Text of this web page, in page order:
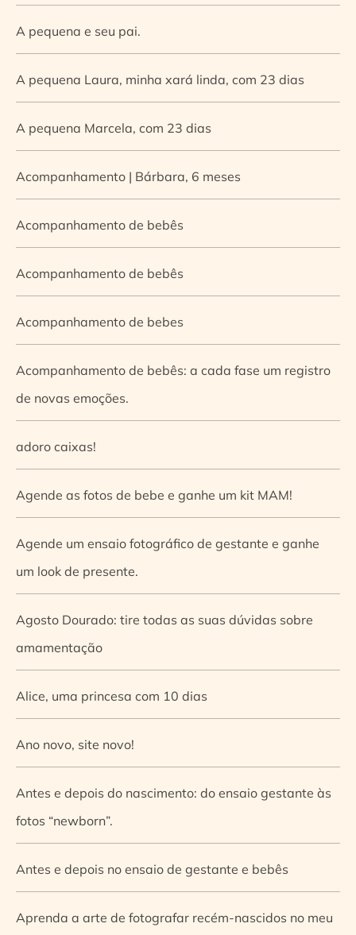
A pequena e seu pai.
A pequena Laura, minha xará linda, com 23 dias
A pequena Marcela, com 23 dias
Acompanhamento | Bárbara, 6 meses
Acompanhamento de bebês
Acompanhamento de bebês
Acompanhamento de bebes
Acompanhamento de bebês: a cada fase um registro
de novas emoções.
adoro caixas!
Agende as fotos de bebe e ganhe um kit MAM!
Agende um ensaio fotográfico de gestante e ganhe
um look de presente.
Agosto Dourado: tire todas as suas dúvidas sobre
amamentação
Alice, uma princesa com 10 dias
Ano novo, site novo!
Antes e depois do nascimento: do ensaio gestante às
fotos “newborn”.
Antes e depois no ensaio de gestante e bebês
Aprenda a arte de fotografar recém-nascidos no meu